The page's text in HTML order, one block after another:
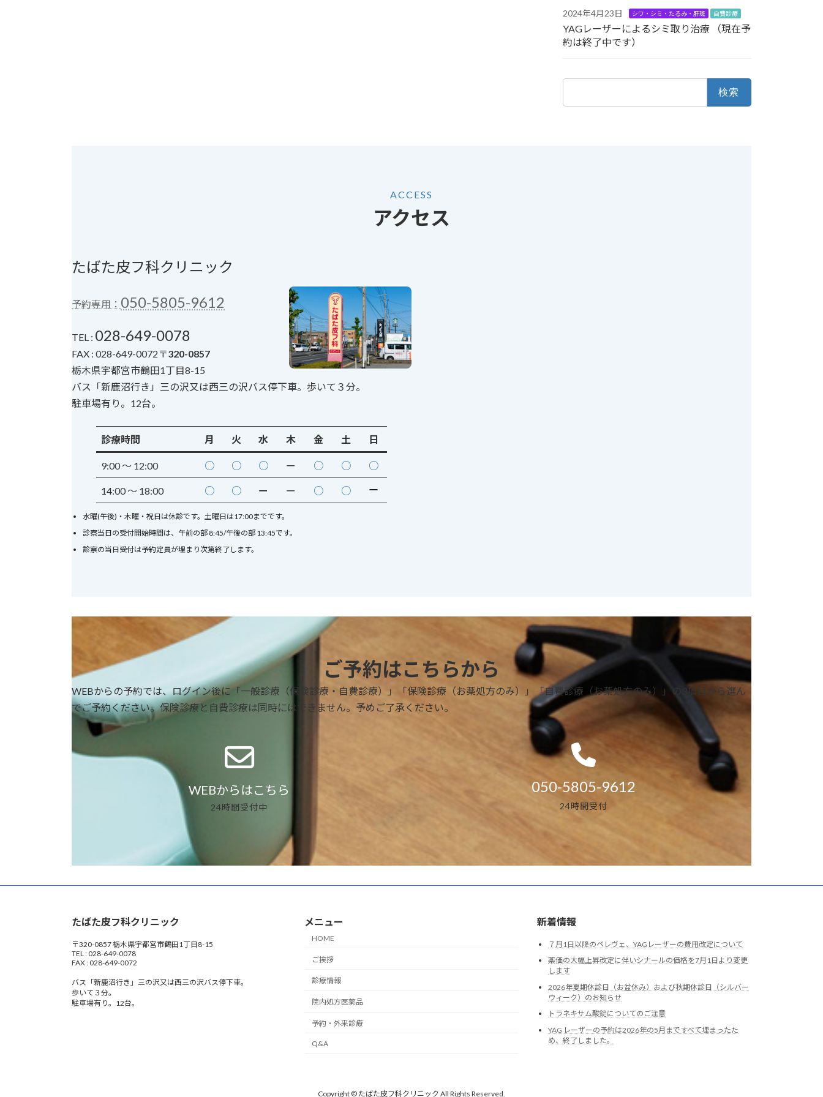
2024年4月23日 シワ・シミ・たるみ・肝斑 自費診療
YAGレーザーによるシミ取り治療 （現在予
約は終了中です）
ACCESS
アクセス
たばた皮フ科クリニック
予約専用： 050-5805-9612
TEL : 028-649-0078
FAX : 028-649-0072〒320-0857
栃木県宇都宮市鶴田1丁目8-15
バス「新鹿沼行き」三の沢又は西三の沢バス停下車。歩いて３分。
駐車場有り。12台。
診療時間 月 火 水 木 金 土 日
9:00 〜 12:00 ○ ○ ○ ー ○ ○ ○
14:00 〜 18:00 ○ ○ ー ー ○ ○ ー
水曜(午後)・木曜・祝日は休診です。土曜日は17:00までです。
診察当日の受付開始時間は、午前の部 8:45/午後の部 13:45です。
診察の当日受付は予約定員が埋まり次第終了します。
ご予約はこちらから
WEBからの予約では、ログイン後に「一般診療（保険診療・自費診療）」「保険診療（お薬処方のみ）」「自費診療（お薬処方のみ）」の3項目から選ん
でご予約ください。保険診療と自費診療は同時にはできません。予めご了承ください。
WEBからはこちら
24時間受付中
050-5805-9612
24時間受付
たばた皮フ科クリニック
〒320-0857 栃木県宇都宮市鶴田1丁目8-15
TEL : 028-649-0078
FAX : 028-649-0072
バス「新鹿沼行き」三の沢又は西三の沢バス停下車。
歩いて３分。
駐車場有り。12台。
メニュー
HOME
ご挨拶
診療情報
院内処方医薬品
予約・外来診療
Q&A
新着情報
７月1日以降のペレヴェ、YAGレーザーの費用改定について
薬価の大幅上昇改定に伴いシナールの価格を7月1日より変更
します
2026年夏期休診日（お盆休み）および秋期休診日（シルバー
ウィーク）のお知らせ
トラネキサム酸錠についてのご注意
YAG レーザーの予約は2026年の5月まですべて埋まったた
め、終了しました。
Copyright © たばた皮フ科クリニック All Rights Reserved.